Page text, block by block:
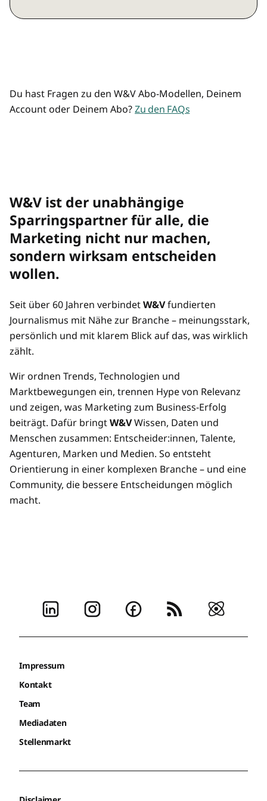
Preisvorteil durch Mehrplatz-Zugänge
Commerce
Top-Listen und Rankings
W&V Magazin im digitalen Archiv
Preisvorteil bei allen W&V Events
Preisvorteil durch Mehrplatz-Zugänge
Mehrere/übertragbare Zugänge
Du hast Fragen zu den W&V Abo-Modellen, Deinem
Account oder Deinem Abo?Zu den FAQs
W&V ist der unabhängige
Sparringspartner für alle, die
Marketing nicht nur machen,
sondern wirksam entscheiden
wollen.
Seit über 60 Jahren verbindetW&Vfundierten
Journalismus mit Nähe zur Branche – meinungsstark,
persönlich und mit klarem Blick auf das, was wirklich
zählt.
Wir ordnen Trends, Technologien und
Marktbewegungen ein, trennen Hype von Relevanz
und zeigen, was Marketing zum Business-Erfolg
beiträgt. Dafür bringtW&VWissen, Daten und
Menschen zusammen: Entscheider:innen, Talente,
Agenturen, Marken und Medien. So entsteht
Orientierung in einer komplexen Branche – und eine
Community, die bessere Entscheidungen möglich
macht.
Impressum
Kontakt
Team
Mediadaten
Stellenmarkt